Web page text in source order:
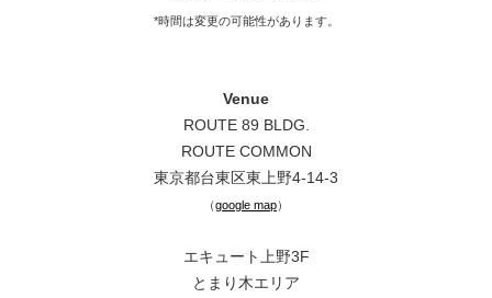
*時間は変更の可能性があります。
Venue
ROUTE 89 BLDG.
ROUTE COMMON
東京都台東区東上野4-14-3
（google map）
エキュート上野3F
とまり木エリア